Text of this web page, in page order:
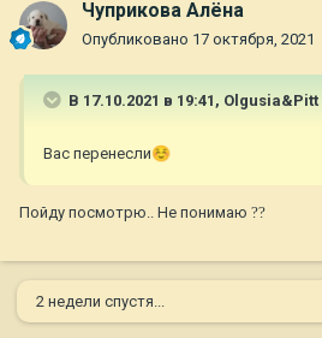
Чуприкова Алёна
Опубликовано 17 октября, 2021
В 17.10.2021 в 19:41, Olgusia&Pitt
Вас перенесли☺️
Пойду посмотрю.. Не понимаю ??
2 недели спустя...